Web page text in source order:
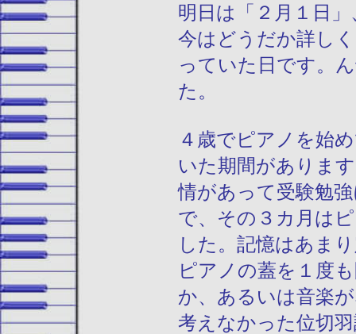
明日は「２月１日
今はどうだか詳し
っていた日です。
た。
４歳でピアノを始
いた期間がありま
情があって受験勉
で、その３カ月は
した。記憶はあま
ピアノの蓋を１度
か、あるいは音楽
考えなかった位切